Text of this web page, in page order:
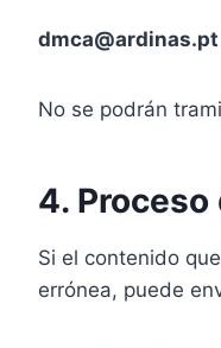
dmca@ardinas.pt
No se podrán
4.
Si el contenido
errónea, puede